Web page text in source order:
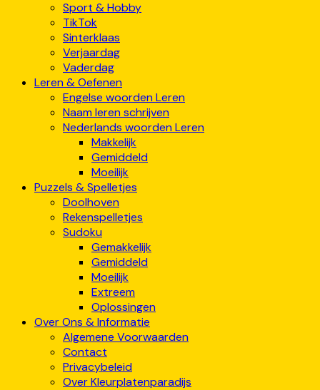
Sport & Hobby
TikTok
Sinterklaas
Verjaardag
Vaderdag
Leren & Oefenen
Engelse woorden Leren
Naam leren schrijven
Nederlands woorden Leren
Makkelijk
Gemiddeld
Moeilijk
Puzzels & Spelletjes
Doolhoven
Rekenspelletjes
Sudoku
Gemakkelijk
Gemiddeld
Moeilijk
Extreem
Oplossingen
Over Ons & Informatie
Algemene Voorwaarden
Contact
Privacybeleid
Over Kleurplatenparadijs